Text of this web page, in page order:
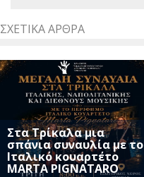
ΣΧΕΤΙΚΆ ΆΡΘΡΑ
Στα Τρίκαλα μια
σπάνια συναυλία με το
Ιταλικό κουαρτέτο
MARTA PIGNATARO